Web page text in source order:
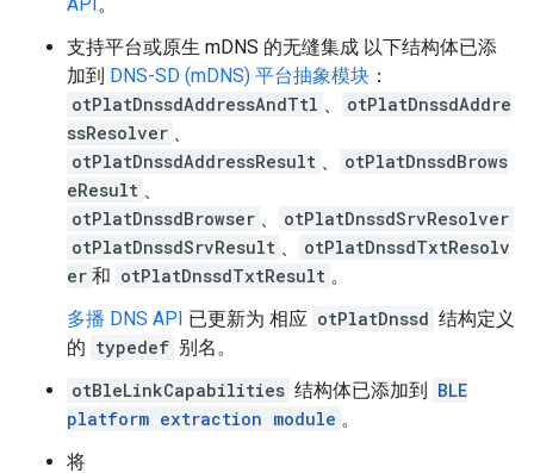
支持平台或原生 mDNS 的无缝集成 以下结构体已添
加到 DNS-SD (mDNS) 平台抽象模块 ：
otPlatDnssdAddressAndTtl 、
otPlatDnssdAddre
ssResolver 、
otPlatDnssdAddressResult 、
otPlatDnssdBrows
eResult 、
otPlatDnssdBrowser 、
otPlatDnssdSrvResolver
otPlatDnssdSrvResult 、
otPlatDnssdTxtResolv
er 和 otPlatDnssdTxtResult 。
多播 DNS API 已更新为 相应 otPlatDnssd 结构定义
的 typedef 别名。
otBleLinkCapabilities 结构体已添加到 BLE
platform extraction module 。
将